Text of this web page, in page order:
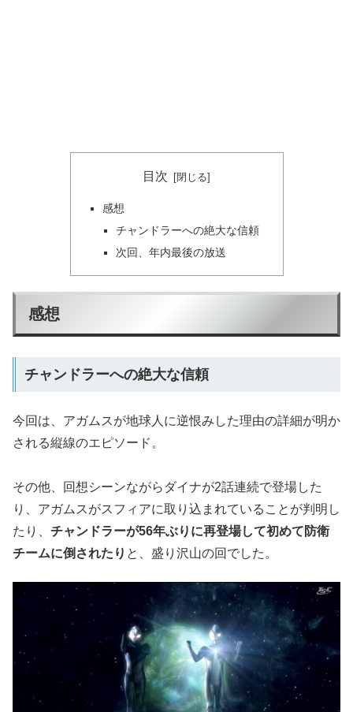
目次
感想
チャンドラーへの絶大な信頼
次回、年内最後の放送
感想
チャンドラーへの絶大な信頼
今回は、アガムスが地球人に逆恨みした理由の詳細が明か
される縦線のエピソード。
その他、回想シーンながらダイナが2話連続で登場した
り、アガムスがスフィアに取り込まれていることが判明し
たり、 チャンドラーが56年ぶりに再登場して初めて防衛
チームに倒されたり と、盛り沢山の回でした。